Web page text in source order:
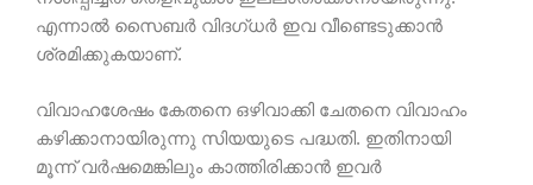
എന്നാൽ സൈബർ വിദഗ്ധർ ഇവ വീണ്ടെടുക്കാൻ
ശ്രമിക്കുകയാണ്.
വിവാഹശേഷം കേതനെ ഒഴിവാക്കി ചേതനെ വിവാഹം
കഴിക്കാനായിരുന്നു സിയയുടെ പദ്ധതി. ഇതിനായി
മൂന്ന് വർഷമെങ്കിലും കാത്തിരിക്കാൻ ഇവർ